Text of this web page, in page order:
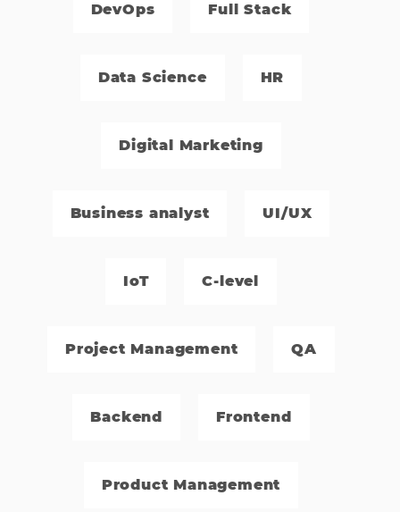
DevOps Full Stack
Data Science HR
Digital Marketing
Business analyst UI/UX
IoT C-level
Project Management QA
Backend Frontend
Product Management